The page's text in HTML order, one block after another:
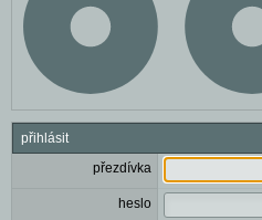
přihlásit
přezdívka
heslo